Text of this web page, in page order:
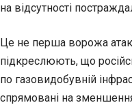
на відсутності
Це не перша ворожа
підкреслюють, що
по газовидобувній
спрямовані на